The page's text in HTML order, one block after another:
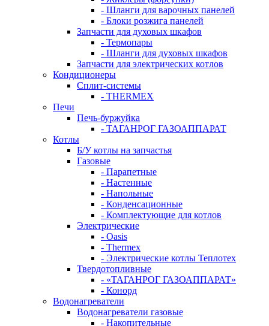
- Шланги для варочных панелей
- Блоки розжига панелей
Запчасти для духовых шкафов
- Термопары
- Шланги для духовых шкафов
Запчасти для электрических котлов
Кондиционеры
Сплит-системы
- THERMEX
Печи
Печь-буржуйка
- ТАГАНРОГ ГАЗОАППАРАТ
Котлы
Б/У котлы на запчастья
Газовые
- Парапетные
- Настенные
- Напольные
- Конденсационные
- Комплектующие для котлов
Электрические
- Oasis
- Thermex
- Электрические котлы Теплотех
Твердотопливные
- «ТАГАНРОГ ГАЗОАППАРАТ»
- Конорд
Водонагреватели
Водонагреватели газовые
- Накопительные